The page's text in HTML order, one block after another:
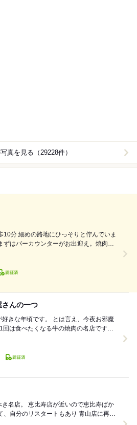
真を見る（29228件）
2回、恵比寿に1回、そして今回2年ぶり
さんの一つ
。 とは言え、今夜お邪魔
回は食べたくなる牛の焼肉の名店です。
で恵比寿ばか